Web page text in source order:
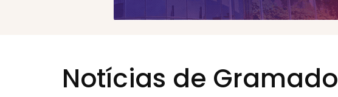
Notícias de Gramado